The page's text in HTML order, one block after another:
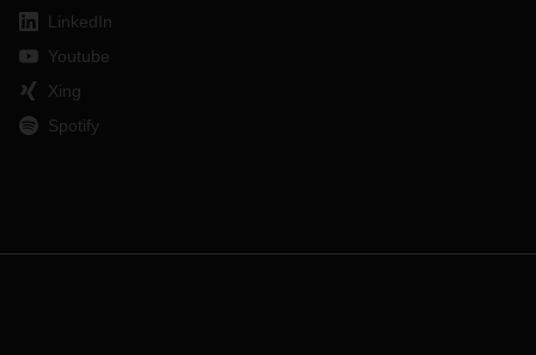
LinkedIn
Youtube
Xing
Spotify